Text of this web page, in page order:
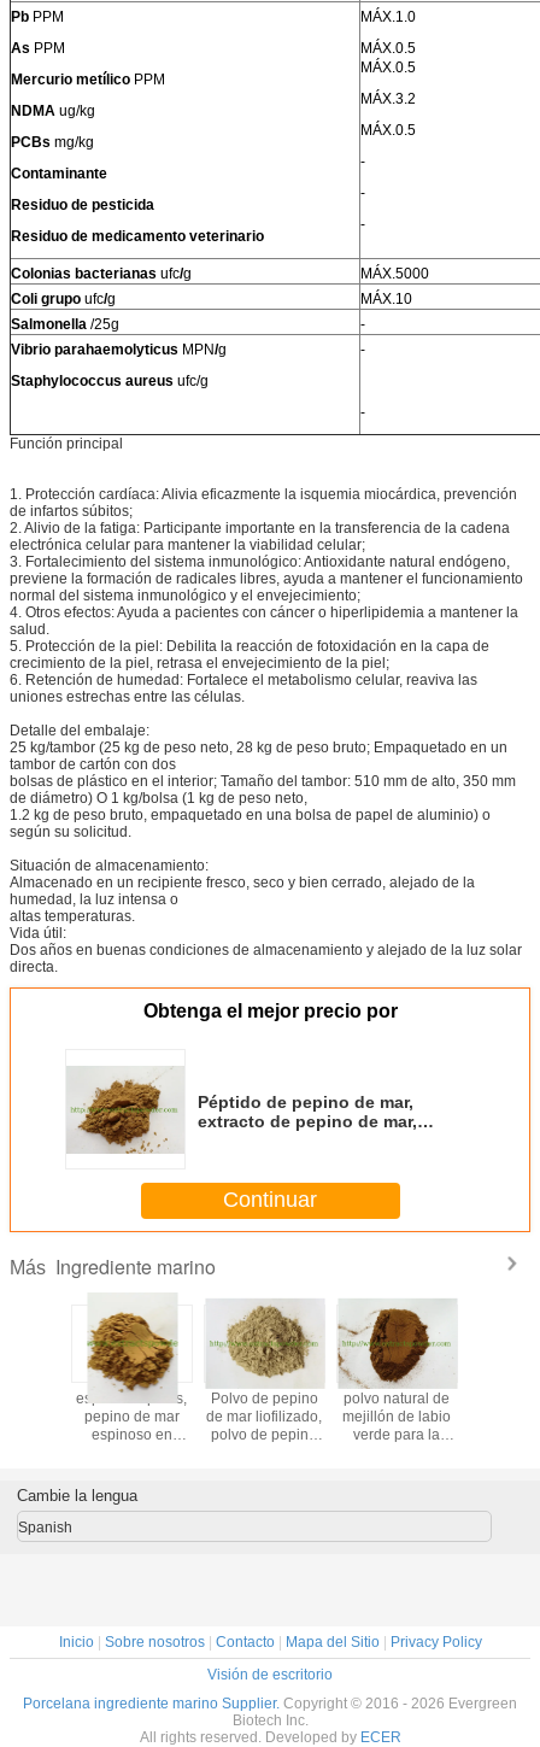
Pb PPM
As PPM
Mercurio metílico PPM
NDMA ug/kg
PCBs mg/kg
Contaminante
Residuo de pesticida
Residuo de medicamento veterinario
MÁX.1.0
MÁX.0.5
MÁX.0.5
MÁX.3.2
MÁX.0.5
-
-
-
Colonias bacterianas ufc/g
MÁX.5000
Coli grupo ufc/g
MÁX.10
Salmonella /25g
-
Vibrio parahaemolyticus MPN/g
Staphylococcus aureus ufc/g
-
-
Función principal
1. Protección cardíaca: Alivia eficazmente la isquemia miocárdica, prevención
de infartos súbitos;
2. Alivio de la fatiga: Participante importante en la transferencia de la cadena
electrónica celular para mantener la viabilidad celular;
3. Fortalecimiento del sistema inmunológico: Antioxidante natural endógeno,
previene la formación de radicales libres, ayuda a mantener el funcionamiento
normal del sistema inmunológico y el envejecimiento;
4. Otros efectos: Ayuda a pacientes con cáncer o hiperlipidemia a mantener la
salud.
5. Protección de la piel: Debilita la reacción de fotoxidación en la capa de
crecimiento de la piel, retrasa el envejecimiento de la piel;
6. Retención de humedad: Fortalece el metabolismo celular, reaviva las
uniones estrechas entre las células.
Detalle del embalaje:
25 kg/tambor (25 kg de peso neto, 28 kg de peso bruto; Empaquetado en un
tambor de cartón con dos
bolsas de plástico en el interior; Tamaño del tambor: 510 mm de alto, 350 mm
de diámetro) O 1 kg/bolsa (1 kg de peso neto,
1.2 kg de peso bruto, empaquetado en una bolsa de papel de aluminio) o
según su solicitud.
Situación de almacenamiento:
Almacenado en un recipiente fresco, seco y bien cerrado, alejado de la
humedad, la luz intensa o
altas temperaturas.
Vida útil:
Dos años en buenas condiciones de almacenamiento y alejado de la luz solar
directa.
Obtenga el mejor precio por
Péptido de pepino de mar,
extracto de pepino de mar,
Continuar
Más Ingrediente marino
proteínaespinas/espinas,
pepino de mar
espinoso en
polvo, proteína de
pepino de mar
Polvo de pepino
de mar liofilizado,
polvo de pepino
polvo de pepino
polvo natural de
mejillón de labio
verde para la
Cambie la lengua
Spanish
Inicio| Sobre nosotros| Contacto| Mapa del Sitio| Privacy Policy
Visión de escritorio
Porcelana ingrediente marino Supplier. Copyright © 2016 - 2026 Evergreen
Biotech Inc.
All rights reserved. Developed by ECER